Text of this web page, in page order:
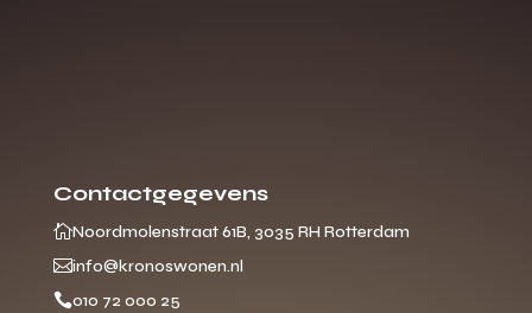
Contactgegevens
Noordmolenstraat 61B, 3035 RH Rotterdam
info@kronoswonen.nl
010 72 000 25